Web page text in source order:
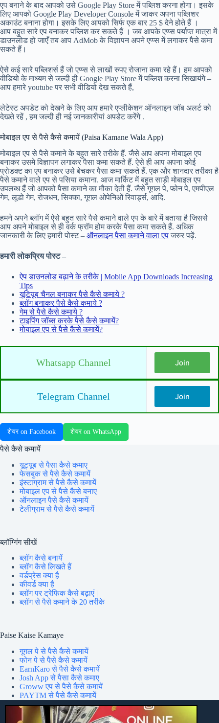
एप बनाने के बाद आपको उसे Google Play Store में पब्लिश करना होगा। इसके
लिए आपको Google Play Developer Console में जाकर अपना पब्लिशर
अकाउंट बनाना होगा। इसके लिए आपको सिर्फ एक बार 25 $ देने होते हैं ।
आप बहुत सारे एप बनाकर पब्लिश कर सकते हैं । जब आपके एप्प्स पर्याप्त मात्रा में
डाउनलोड हो जाएँ तब आप AdMob के विज्ञापन अपने एप्प्स में लगाकर पैसे कमा
सकते हैं।
ऐसे कई सारे पब्लिशर्स हैं जो एप्प्स से लाखों रुपए रोजाना कमा रहे हैं। हम आपको
वीडियो के माध्यम से जल्दी ही Google Play Store में पब्लिश करना सिखायंगे –
आप हमारे youtube पर सभी वीडियो देख सकते हैं,
लेटेस्ट अपडेट को देखने के लिए आप हमारे एप्लीकेशन ऑनलाइन जॉब अलर्ट को
देखते रहें , हम जल्दी ही नई जानकारीयां अपडेट करेंगे .
मोबाइल एप से पैसे कैसे कमायें (Paisa Kamane Wala App)
मोबाइल एप से पैसे कमाने के बहुत सारे तरीके हैं. जैसे आप अपना मोबाइल एप
बनाकर उसमे विज्ञापन लगाकर पैसा कमा सकते हैं. ऐसे ही आप अपना कोई
प्रोडक्ट का एप बनाकर उसे बेचकर पैसा कमा सकते हैं. एक और शानदार तरीका है
पैसे कमाने वाले एप से पसिया कमाना. आज मार्किट में बहुत साड़ी मोबाइल एप
उपलब्ध हैं जो आपको पैसा कमाने का मौका देती हैं. जैसे गूगल पे, फोन पे, एमपीएल
गेम, लूडो गेम, रोजधन, सिक्का, गूगल ओपेनिओं रिवार्ड्स, आदि.
हमने अपने ब्लॉग में ऐसे बहुत सारे पैसे कमाने वाले एप के बारे में बताया है जिससे
आप अपने मोबाइल से ही वर्क फ्रॉम होम करके पैसा कमा सकते हैं. अधिक
जानकारी के लिए हमारी पोस्ट – ऑनलाइन पैसा कमाने वाला एपजरुर पढ़ें.
हमारी लोकप्रिय पोस्ट –
ऐप डाउनलोड बढ़ाने के तरीके | Mobile App Downloads Increasing
Tips
यूटियूब चैनल बनाकर पैसे कैसे कमाये ?
ब्लॉग बनाकर पैसे कैसे कमाये ?
गेम से पैसे कैसे कमाये ?
टाइपिंग जॉब्स करके पैसे कैसे कमायें?
मोबाइल एप से पैसे कैसे कमायें?
Whatsapp Channel Join
Telegram Channel Join
शेयर on Facebook शेयर on WhatsApp
पैसे कैसे कमायें
यूट्यूब से पैसा कैसे कमाए
फेसबुक से पैसे कैसे कमायें
इंस्टाग्राम से पैसे कैसे कमायें
मोबाइल एप से पैसे कैसे बनाए
ऑनलाइन पैसे कैसे कमायें
टेलीग्राम से पैसे कैसे कमायें
ब्लॉग्गिंग सीखें
ब्लॉग कैसे बनायें
ब्लॉग कैसे लिखते हैं
वर्डप्रेस क्या है
कीवर्ड क्या है
ब्लॉग पर ट्रेफिक कैसे बढ़ाएं |
ब्लॉग से पैसे कमाने के 20 तरीके
Paise Kaise Kamaye
गूगल पे से पैसे कैसे कमायें
फोन पे से पैसे कैसे कमायें
EarnKaro से पैसे कैसे कमायें
Josh App से पैसा कैसे कमाए
Groww एप से पैसे कैसे कमायें
PAYTM से पैसे कैसे कमायें